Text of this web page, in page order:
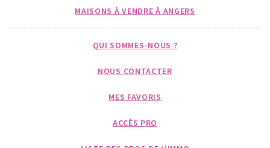
MAISONS À VENDRE À ANGERS
QUI SOMMES-NOUS ?
NOUS CONTACTER
MES FAVORIS
ACCÈS PRO